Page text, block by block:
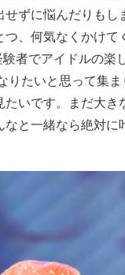
ずに悩んだりもし
、何気なくかけて
者でアイドルの楽
りたいと思って集
いです。まだ大
と一緒なら絶対に